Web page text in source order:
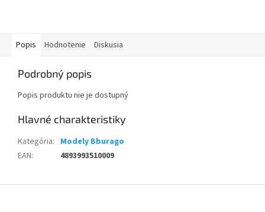
Popis Hodnotenie Diskusia
Podrobný popis
Popis produktu nie je dostupný
Kategória: Modely Bburago
EAN: 4893993510009